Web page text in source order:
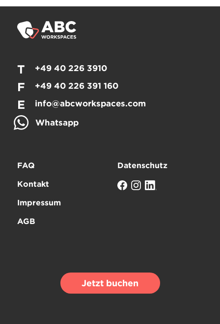
T +49 40 226 3910
F +49 40 226 391 160
E
info@abcworkspaces.com
Whatsapp
FAQ
Kontakt
Impressum
AGB
Datenschutz
Jetzt buchen